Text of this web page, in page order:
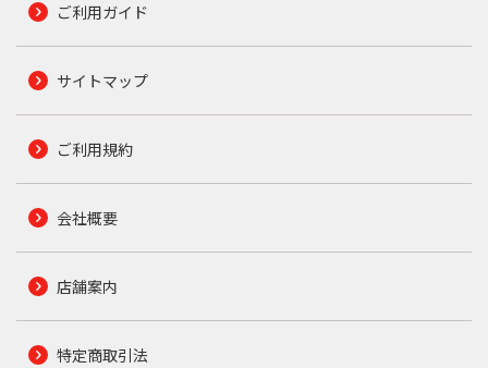
ご利用ガイド
サイトマップ
ご利用規約
会社概要
店舗案内
特定商取引法